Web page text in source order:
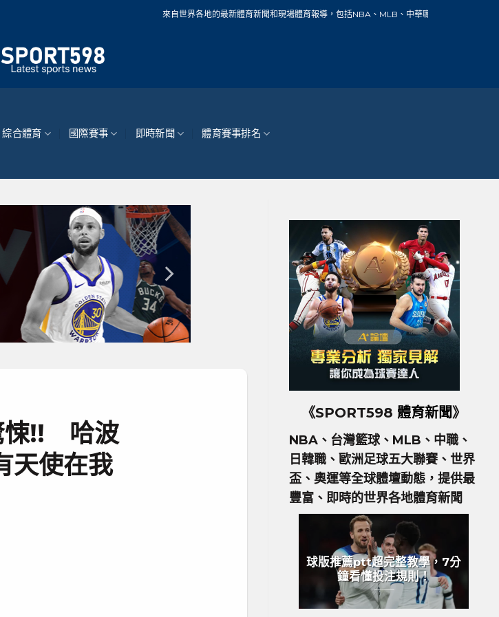
來自世界各地的最新體育新聞和現場體育報導，包括NBA、MLB、中華職棒、籃球、網球、足球、賽車、
綜合體育 國際賽事 即時新聞 體育賽事排名
悚!! 哈波
天使在我
《SPORT598 體育新聞》
NBA、台灣籃球、MLB、中職、
日韓職、歐洲足球五大聯賽、世界
盃、奧運等全球體壇動態，提供最
豐富、即時的世界各地體育新聞
球版推薦ptt超完整教學，7分
鐘看懂投注規則！